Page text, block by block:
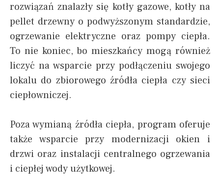
rozwiązań znalazły się kotły gazowe, kotły na
pellet drzewny o podwyższonym standardzie,
ogrzewanie elektryczne oraz pompy ciepła.
To nie koniec, bo mieszkańcy mogą również
liczyć na wsparcie przy podłączeniu swojego
lokalu do zbiorowego źródła ciepła czy sieci
ciepłowniczej.
Poza wymianą źródła ciepła, program oferuje
także wsparcie przy modernizacji okien i
drzwi oraz instalacji centralnego ogrzewania
i ciepłej wody użytkowej.